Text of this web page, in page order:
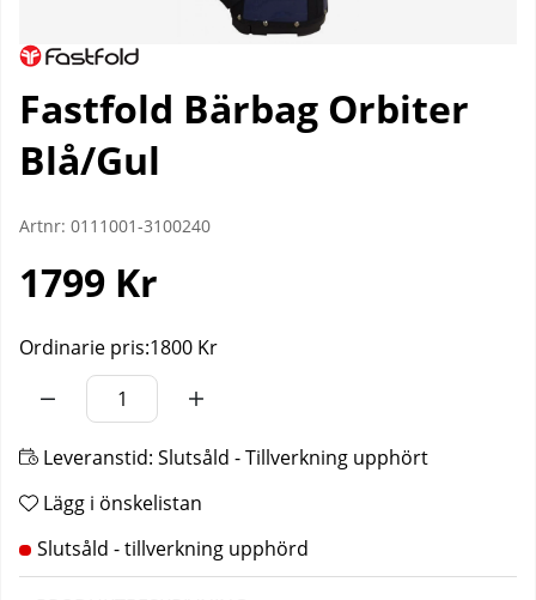
Fastfold Bärbag Orbiter
Blå/Gul
Artnr: 0111001-3100240
1799 Kr
Ordinarie pris:1800 Kr
Leveranstid: Slutsåld - Tillverkning upphört
Lägg i önskelistan